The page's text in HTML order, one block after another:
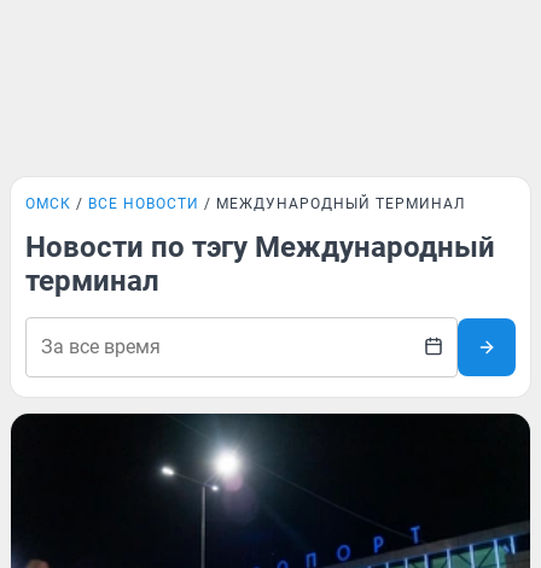
ОМСК ВСЕ НОВОСТИ МЕЖДУНАРОДНЫЙ ТЕРМИНАЛ
Новости по тэгу Международный
терминал